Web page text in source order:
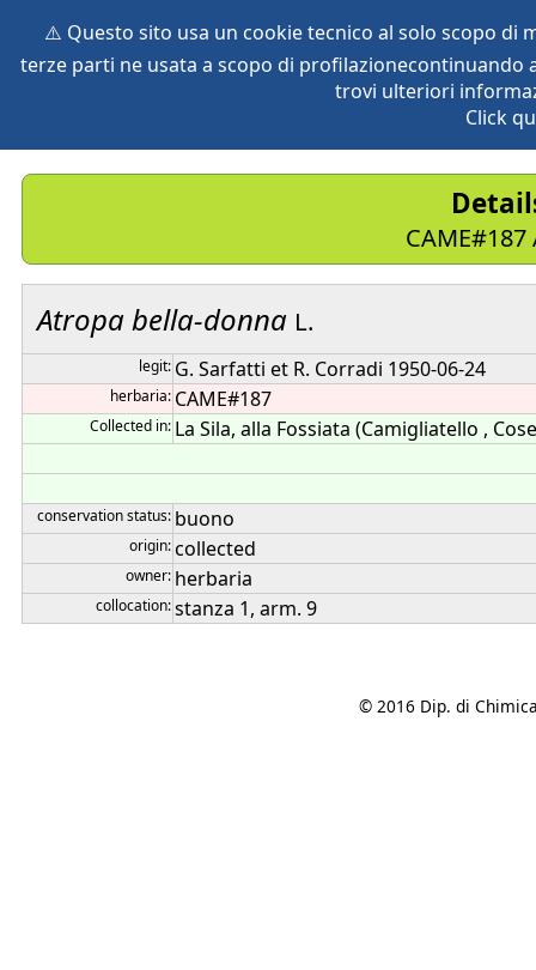
⚠️ Questo sito usa un cookie tecnico al solo scopo di
terze parti ne usata a scopo di
trovi ulteriori
Click
vegetation global db
Atropa bella-donna L.
legit: G. Sarfatti et R. Corradi 1950-06-24
herbaria: CAME#187
Collected in: La Sila, alla Fossiata (Camigliatello ,
conservation status: buono
origin:collected
owner: herbaria
collocation:stanza 1, arm. 9
© 2016 Dip. di